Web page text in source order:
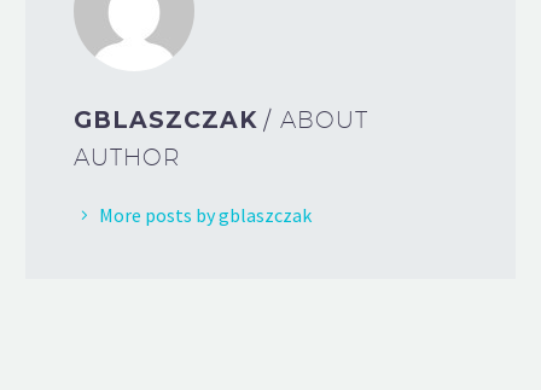
GBLASZCZAK/ ABOUT
AUTHOR
More posts by gblaszczak